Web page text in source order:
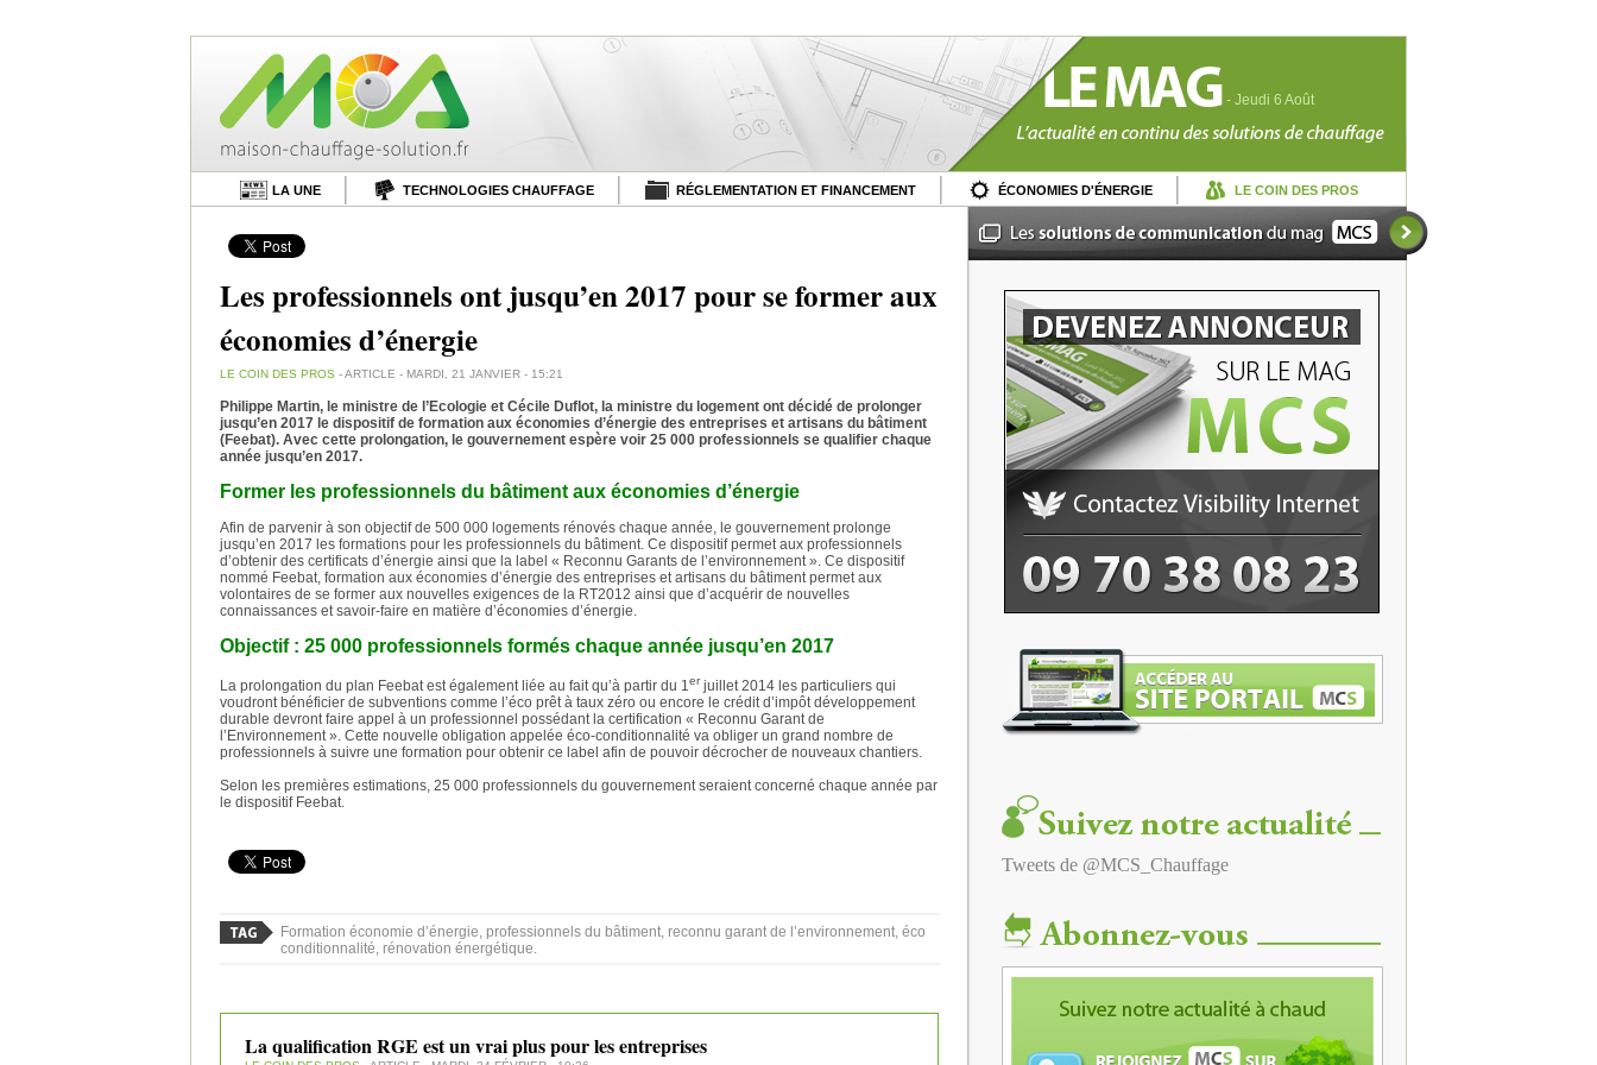
- Jeudi 6 Août
LA UNE TECHNOLOGIES CHAUFFAGE RÉGLEMENTATION ET FINANCEMENT ÉCONOMIES D'ÉNERGIE LE COIN DES PROS
Les professionnels ont jusqu’en 2017 pour se former aux
économies d’énergie
LE COIN DES PROS - ARTICLE - MARDI, 21 JANVIER - 15:21
Philippe Martin, le ministre de l’Ecologie et Cécile Duflot, la ministre du logement ont décidé de prolonger
jusqu’en 2017 le dispositif de formation aux économies d’énergie des entreprises et artisans du bâtiment
(Feebat). Avec cette prolongation, le gouvernement espère voir 25 000 professionnels se qualifier chaque
année jusqu’en 2017.
Former les professionnels du bâtiment aux économies d’énergie
Afin de parvenir à son objectif de 500 000 logements rénovés chaque année, le gouvernement prolonge
jusqu’en 2017 les formations pour les professionnels du bâtiment. Ce dispositif permet aux professionnels
d’obtenir des certificats d’énergie ainsi que la label « Reconnu Garants de l’environnement ». Ce dispositif
nommé Feebat, formation aux économies d’énergie des entreprises et artisans du bâtiment permet aux
volontaires de se former aux nouvelles exigences de la RT2012 ainsi que d’acquérir de nouvelles
connaissances et savoir-faire en matière d’économies d’énergie.
Objectif : 25 000 professionnels formés chaque année jusqu’en 2017
La prolongation du plan Feebat est également liée au fait qu’à partir du 1er juillet 2014 les particuliers qui
voudront bénéficier de subventions comme l’éco prêt à taux zéro ou encore le crédit d’impôt développement
durable devront faire appel à un professionnel possédant la certification « Reconnu Garant de
l’Environnement ». Cette nouvelle obligation appelée éco-conditionnalité va obliger un grand nombre de
professionnels à suivre une formation pour obtenir ce label afin de pouvoir décrocher de nouveaux chantiers.
Selon les premières estimations, 25 000 professionnels du gouvernement seraient concerné chaque année par
le dispositif Feebat.
Formation économie d’énergie, professionnels du bâtiment, reconnu garant de l’environnement, éco
conditionnalité, rénovation énergétique.
La qualification RGE est un vrai plus pour les entreprises
Tweets de @MCS_Chauffage